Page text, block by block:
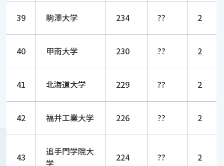
39 駒澤大学 234 ?? 2
40 甲南大学 230 ?? 2
41 北海道大学 229 ?? 2
42 福井工業大学 226 ?? 2
43
追手門学院大
学
224 ?? 2